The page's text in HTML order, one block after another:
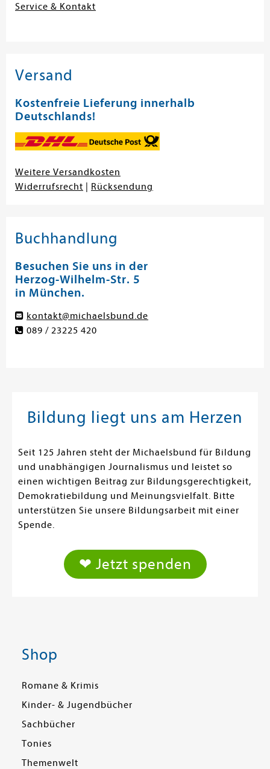
Service & Kontakt
Versand
Kostenfreie Lieferung innerhalb
Deutschlands!
Weitere Versandkosten
Widerrufsrecht
Rücksendung
Buchhandlung
Besuchen Sie uns in der
Herzog-Wilhelm-Str. 5
in München.
kontakt@michaelsbund.de
089 / 23225 420
Bildung liegt uns am Herzen
Seit 125 Jahren steht der Michaelsbund für Bildung
und unabhängigen Journalismus und leistet so
einen wichtigen Beitrag zur Bildungsgerechtigkeit,
Demokratiebildung und Meinungsvielfalt. Bitte
unterstützen Sie unsere Bildungsarbeit mit einer
Spende.
❤ Jetzt spenden
Shop
Romane & Krimis
Kinder- & Jugendbücher
Sachbücher
Tonies
Themenwelt